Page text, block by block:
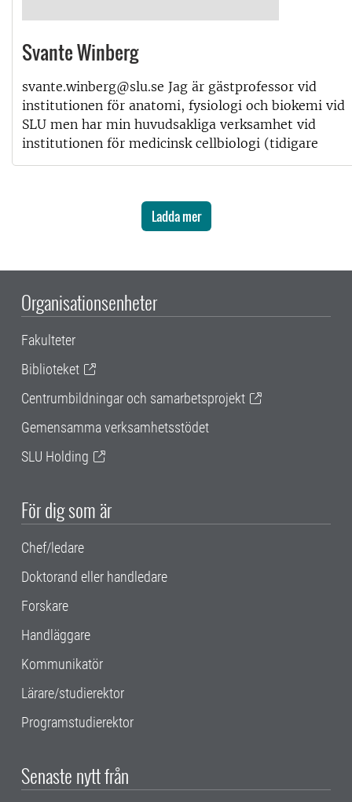
Svante Winberg
svante.winberg@slu.se Jag är gästprofessor vid
institutionen för anatomi, fysiologi och biokemi vid
SLU men har min huvudsakliga verksamhet vid
institutionen för medicinsk cellbiologi (tidigare
Ladda mer
Organisationsenheter
Fakulteter
Biblioteket
Centrumbildningar och samarbetsprojekt
Gemensamma verksamhetsstödet
SLU Holding
För dig som är
Chef/ledare
Doktorand eller handledare
Forskare
Handläggare
Kommunikatör
Lärare/studierektor
Programstudierektor
Senaste nytt från